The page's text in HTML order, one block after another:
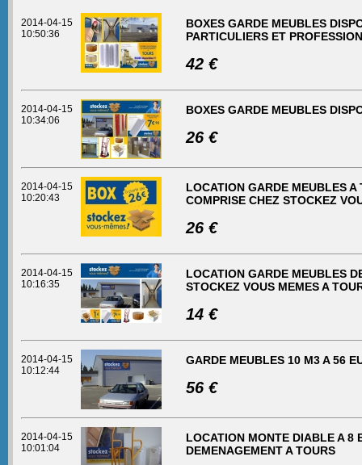
2014-04-15
10:50:36
BOXES GARDE MEUBLES
PARTICULIERS ET
42 €
2014-04-15
10:34:06
BOXES GARDE MEUBLES
26 €
2014-04-15
10:20:43
LOCATION GARDE MEUBLES A
COMPRISE CHEZ STOCKEZ
26 €
2014-04-15
10:16:35
LOCATION GARDE MEUBLES
STOCKEZ VOUS MEMES A
14 €
2014-04-15
10:12:44
GARDE MEUBLES 10 M3 A 56
56 €
2014-04-15
10:01:04
LOCATION MONTE DIABLE A 8
DEMENAGEMENT A TOURS